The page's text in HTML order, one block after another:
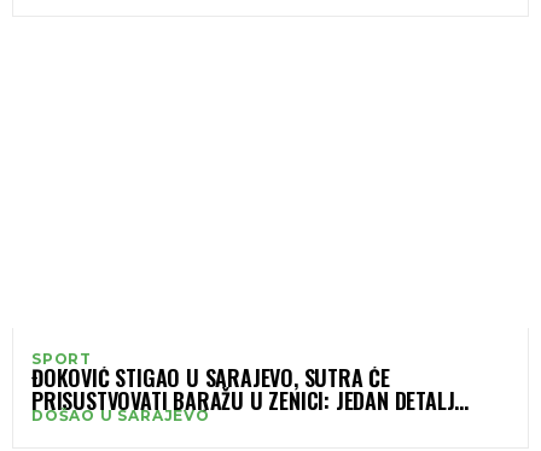
SPORT
ĐOKOVIĆ STIGAO U SARAJEVO, SUTRA ĆE
PRISUSTVOVATI BARAŽU U ZENICI: JEDAN DETALJ
OTKRIVA ZA KOGA ĆE NAVIJATI!
DOŠAO U SARAJEVO